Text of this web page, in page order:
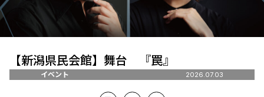
【新潟県民会館】舞台 『罠』
イベント 2026.07.03